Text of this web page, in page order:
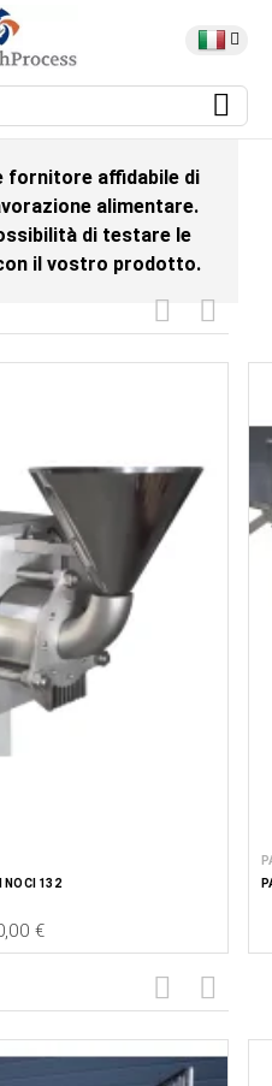
affidabile di
alimentare.
di testare le
il vostro prodotto.
NOCI 132
€